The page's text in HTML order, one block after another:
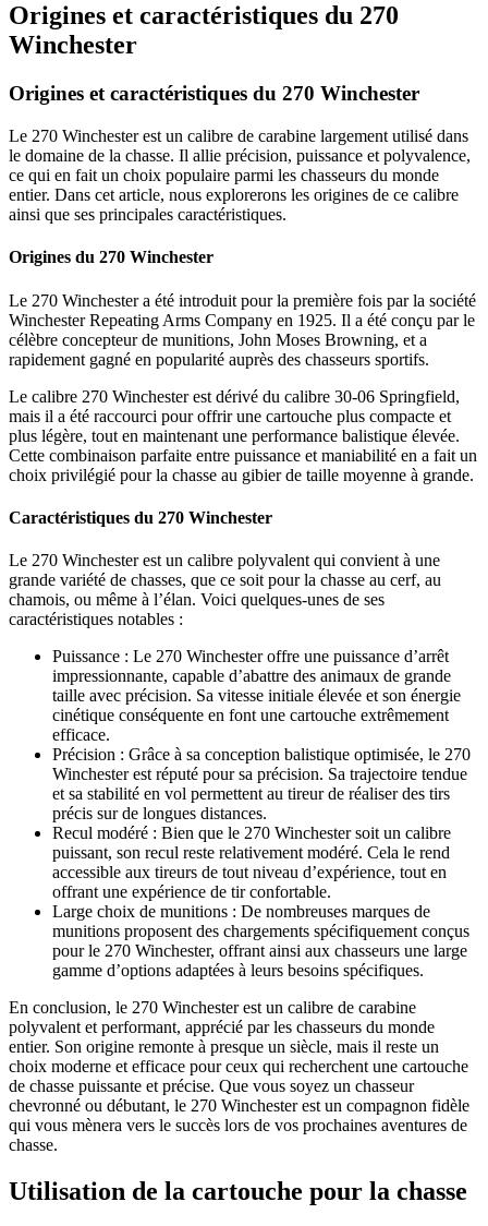
Origines et caractéristiques du 270
Winchester
Origines et caractéristiques du 270 Winchester
Le 270 Winchester est un calibre de carabine largement utilisé dans
le domaine de la chasse. Il allie précision, puissance et polyvalence,
ce qui en fait un choix populaire parmi les chasseurs du monde
entier. Dans cet article, nous explorerons les origines de ce calibre
ainsi que ses principales caractéristiques.
Origines du 270 Winchester
Le 270 Winchester a été introduit pour la première fois par la société
Winchester Repeating Arms Company en 1925. Il a été conçu par le
célèbre concepteur de munitions, John Moses Browning, et a
rapidement gagné en popularité auprès des chasseurs sportifs.
Le calibre 270 Winchester est dérivé du calibre 30-06 Springfield,
mais il a été raccourci pour offrir une cartouche plus compacte et
plus légère, tout en maintenant une performance balistique élevée.
Cette combinaison parfaite entre puissance et maniabilité en a fait un
choix privilégié pour la chasse au gibier de taille moyenne à grande.
Caractéristiques du 270 Winchester
Le 270 Winchester est un calibre polyvalent qui convient à une
grande variété de chasses, que ce soit pour la chasse au cerf, au
chamois, ou même à l’élan. Voici quelques-unes de ses
caractéristiques notables :
Puissance : Le 270 Winchester offre une puissance d’arrêt
impressionnante, capable d’abattre des animaux de grande
taille avec précision. Sa vitesse initiale élevée et son énergie
cinétique conséquente en font une cartouche extrêmement
efficace.
Précision : Grâce à sa conception balistique optimisée, le 270
Winchester est réputé pour sa précision. Sa trajectoire tendue
et sa stabilité en vol permettent au tireur de réaliser des tirs
précis sur de longues distances.
Recul modéré : Bien que le 270 Winchester soit un calibre
puissant, son recul reste relativement modéré. Cela le rend
accessible aux tireurs de tout niveau d’expérience, tout en
offrant une expérience de tir confortable.
Large choix de munitions : De nombreuses marques de
munitions proposent des chargements spécifiquement conçus
pour le 270 Winchester, offrant ainsi aux chasseurs une large
gamme d’options adaptées à leurs besoins spécifiques.
En conclusion, le 270 Winchester est un calibre de carabine
polyvalent et performant, apprécié par les chasseurs du monde
entier. Son origine remonte à presque un siècle, mais il reste un
choix moderne et efficace pour ceux qui recherchent une cartouche
de chasse puissante et précise. Que vous soyez un chasseur
chevronné ou débutant, le 270 Winchester est un compagnon fidèle
qui vous mènera vers le succès lors de vos prochaines aventures de
chasse.
Utilisation de la cartouche pour la chasse